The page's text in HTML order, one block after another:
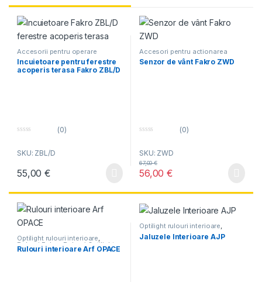
Accesorii pentru operare
manuala
Incuietoare pentru ferestre
acoperis terasa Fakro ZBL/D
u
f
(0)
SKU: ZBL/D
55,00€
Accesori pentru actionarea
electrica
Senzor de vânt Fakro ZWD
u
t
o
f
(0)
SKU: ZWD
56,00€
67,00€
Optilight rulouri interioare,
Rulouri Fakro ,Rulouri Optilight
Rulouri interioare Arf OPACE
Optilight rulouri interioare,
Rulouri Fakro
Jaluzele Interioare AJP